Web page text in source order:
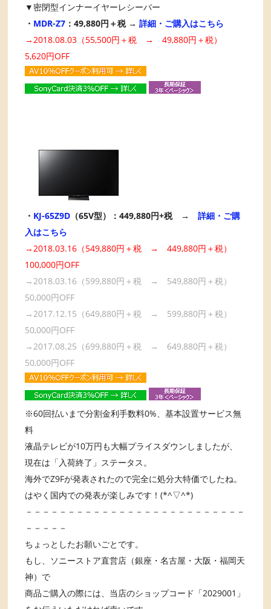
▼密閉型インナーイヤーレシーバー
・ MDR-Z7 ：49,880円＋税 →詳細・ご購入はこちら
→2018.08.03（55,500円＋税 → 49,880円＋税）
5,620円OFF
・ KJ-65Z9D （65V型）：449,880円+税 →詳細・ご購
入はこちら
→2018.03.16（549,880円＋税 → 449,880円＋税）
100,000円OFF
→2018.03.16（599,880円＋税 → 549,880円＋税）
50,000円OFF
→2017.12.15（649,880円＋税 → 599,880円＋税）
50,000円OFF
→2017.08.25（699,880円＋税 → 649,880円＋税）
50,000円OFF
※60回払いまで分割金利手数料0%、基本設置サービス無
料
液晶テレビが10万円も大幅プライスダウンしましたが、
現在は「入荷終了」ステータス。
海外でZ9Fが発表されたので完全に処分大特価でしたね。
はやく国内での発表が楽しみです！(*^▽^*)
－－－－－－－－－－－－－－－－－－－－－－－－－－
－－－－－
ちょっとしたお願いごとです。
もし、ソニーストア直営店（銀座・名古屋・大阪・福岡天
神）で
商品ご購入の際には、当店のショップコード「2029001」